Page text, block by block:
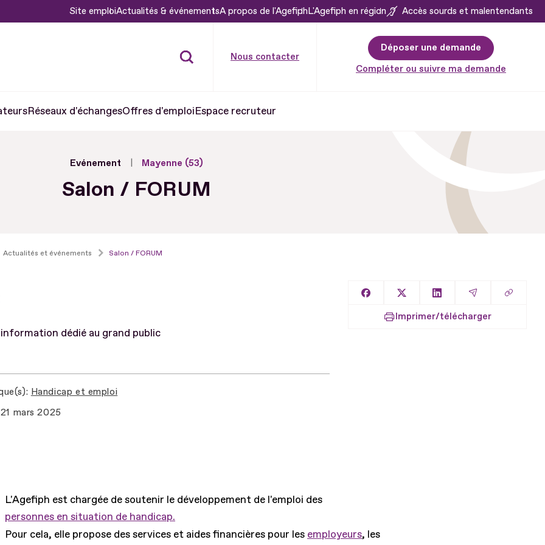
Site emploiActualités & événementsA propos de l'AgefiphL'Agefiph en région Accès sourds et malentendants
Nous contacter
Déposer une demande
Compléter ou suivre ma demande
Réseaux d'échangesOffres d'emploiEspace recruteur
Evénement Mayenne (53)
Salon / FORUM
Actualités et événements Salon / FORUM
dédié au grand public
Handicap et emploi
21 mars 2025
Partager sur Facebook
Partager sur XPartager sur LinkedIn
Partager par
Copier
Imprimer/télécharger
L'Agefiph est chargée de soutenir le développement de l'emploi des
personnes en situation de handicap.
Pour cela, elle propose des services et aides financières pour les employeurs, les